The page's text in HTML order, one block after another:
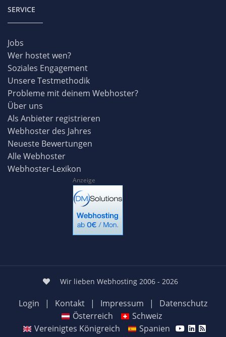
SERVICE
Jobs
Wer hostet wen?
Soziales Engagement
Unsere Testmethodik
Probleme mit deinem Webhoster?
Über uns
Als Anbieter registrieren
Webhoster des Jahres
Neueste Bewertungen
Alle Webhoster
Webhoster-Lexikon
Anzeige
Wir lieben Webhosting 2006 - 2026
Login | Kontakt | Impressum |
Datenschutz
Österreich
Schweiz
Vereinigtes Königreich
Spanien